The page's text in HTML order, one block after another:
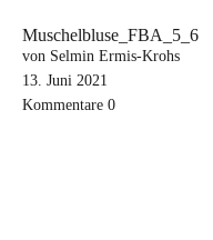
Muschelbluse_FBA_5_6
von Selmin Ermis-Krohs
13. Juni 2021
Kommentare 0